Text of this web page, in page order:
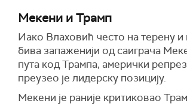
Мекени и Трамп
Иако Влаховић често на терену и
бива запаженији од саиграча
пута код Трампа, амерички
преузео је лидерску позицију.
Мекени је раније критиковао